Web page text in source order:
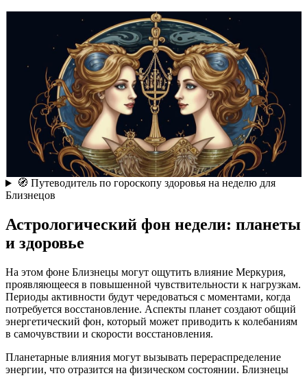
🧭 Путеводитель по гороскопу здоровья на неделю для
Близнецов
Астрологический фон недели: планеты
и здоровье
На этом фоне Близнецы могут ощутить влияние Меркурия,
проявляющееся в повышенной чувствительности к нагрузкам.
Периоды активности будут чередоваться с моментами, когда
потребуется восстановление. Аспекты планет создают общий
энергетический фон, который может приводить к колебаниям
в самочувствии и скорости восстановления.
Планетарные влияния могут вызывать перераспределение
энергии, что отразится на физическом состоянии. Близнецы